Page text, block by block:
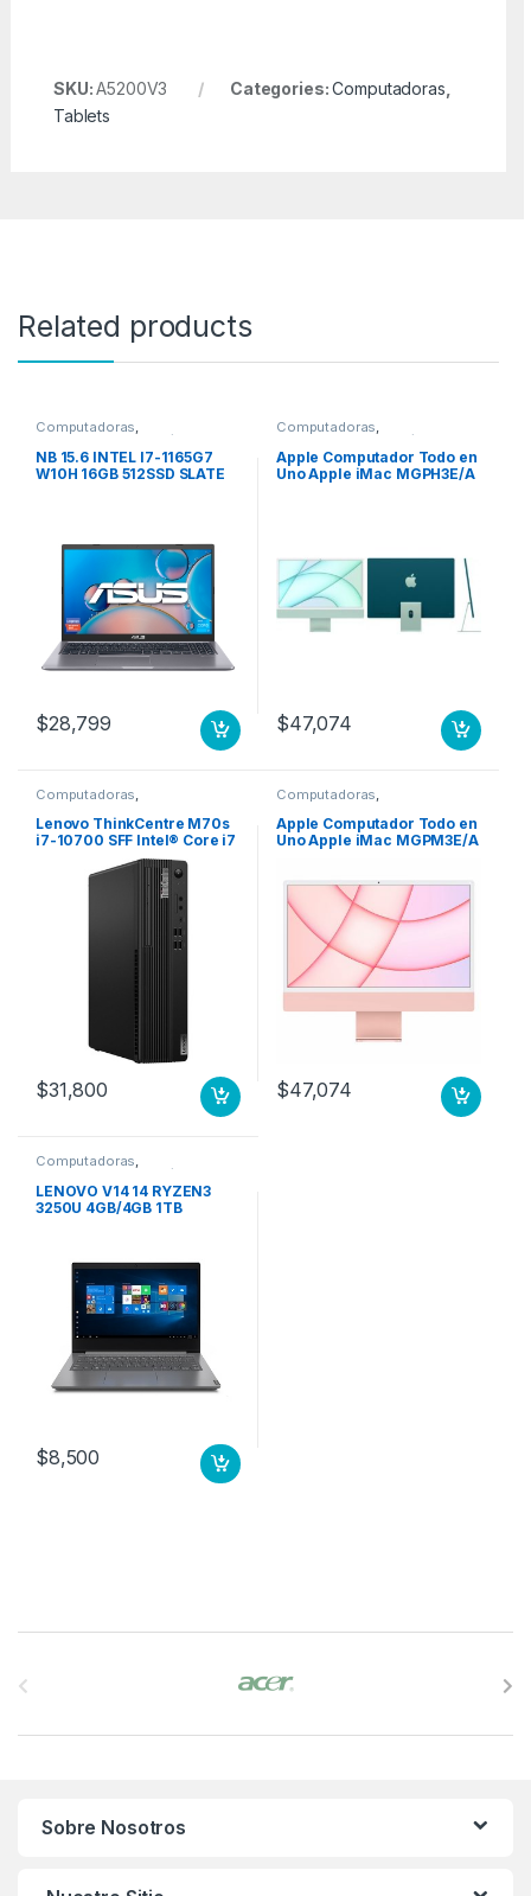
SKU:A5200V3 Categories:Computadoras
Tablets
Related products
Computadoras,
Computadoras Portátiles
NB 15.6 INTEL I7-1165G7
W10H 16GB 512SSD SLATE
$28,799
Computadoras,
Computadoras Portátiles
Apple Computador Todo en
Uno Apple iMac MGPH3E/A
– Verde – macOS Big Sur –
IEEE 802.11 a/b/g/n/ac/ax –
143W CPU 8N GPU 8N 256
GB VERDE
$47,074
Computadoras
Computadoras de Escritorio
Lenovo ThinkCentre M70s
i7-10700 SFF Intel® Core i7
8 GB DDR4-SDRAM 256 GB
SSD Windows 11 Pro PC
Negro 256GB SSD M.2 WIFI
$31,800
Computadoras
Computadoras de Escritorio
Apple Computador Todo en
Uno Apple iMac MGPM3E/A
256GB SSD – 61cm (24″)
4480 x 2520 – De Escritorio
– Rosa – macOS Big Sur –
IEEE 802.11 a/b/g/n/ac/ax –
143W CPU 8N GPU 8N 256
GB ROSA
$47,074
Computadoras,
Computadoras Portátiles
LENOVO V14 14 RYZEN3
3250U 4GB/4GB 1TB
$8,500
Sobre Nosotros